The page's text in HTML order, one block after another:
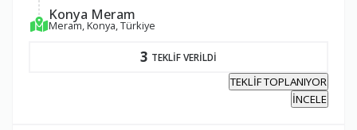
Konya Meram
Meram, Konya, Türkiye
3 TEKLİF VERİLDİ
TEKLİF TOPLANIYOR
İNCELE